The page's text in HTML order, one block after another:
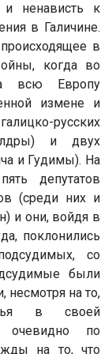
и ненависть к
в Галичине.
в
когда во
всю Европу
измене и
русских
и двух
и Гудимы). На
депутатов
(среди них и
и они, войдя в
поклонились
со
были
на то,
в своей
очевидно по
на то, что